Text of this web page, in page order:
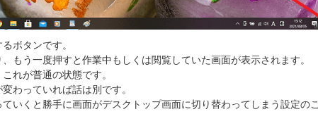
ボタンです。
もう一度押すと作業中もしくは閲覧していた画面が表示されます。
れが普通の状態です。
わっていれば話は別です。
いくと勝手に画面がデスクトップ画面に切り替わってしまう設定のこ